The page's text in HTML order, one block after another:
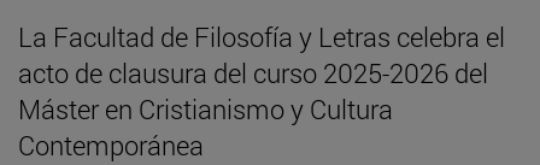
La Facultad de Filosofía y Letras celebra el
acto de clausura del curso 2025-2026 del
Máster en Cristianismo y Cultura
Contemporánea